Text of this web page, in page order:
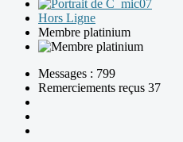
Hors Ligne
Membre platinium
Messages : 799
Remerciements reçus 37